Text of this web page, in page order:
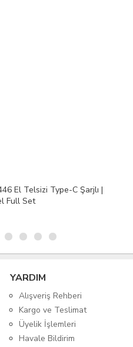
Usb Şarj Kablosu Wln Teknoben
YARDIM
Alışveriş Rehberi
Kargo ve Teslimat
Üyelik İşlemleri
Havale Bildirim